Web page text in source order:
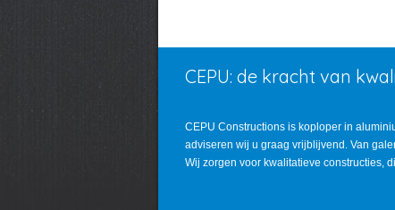
CEPU: de kracht van
CEPU Constructions is koploper in
adviseren wij u graag vrijblijvend. Van
Wij zorgen voor kwalitatieve constructies,